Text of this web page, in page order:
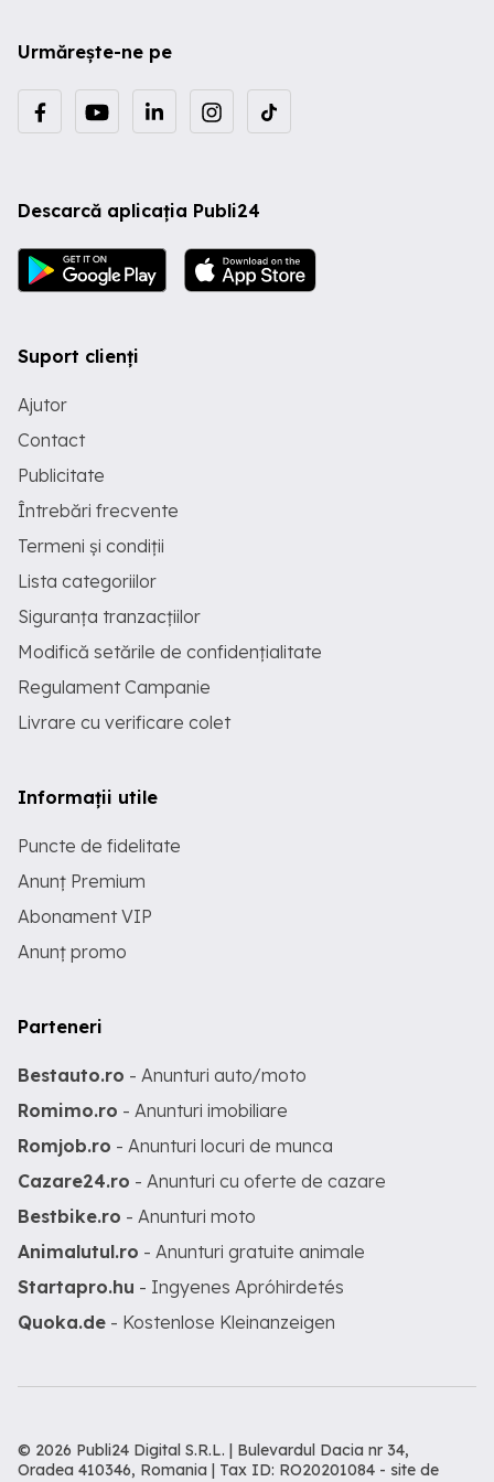
Urmărește-ne pe
Descarcă aplicația Publi24
Suport clienți
Ajutor
Contact
Publicitate
Întrebări frecvente
Termeni și condiții
Lista categoriilor
Siguranța tranzacțiilor
Modifică setările de confidențialitate
Regulament Campanie
Livrare cu verificare colet
Informații utile
Puncte de fidelitate
Anunț Premium
Abonament VIP
Anunț promo
Parteneri
Bestauto.ro - Anunturi auto/moto
Romimo.ro - Anunturi imobiliare
Romjob.ro - Anunturi locuri de munca
Cazare24.ro - Anunturi cu oferte de cazare
Bestbike.ro - Anunturi moto
Animalutul.ro - Anunturi gratuite animale
Startapro.hu - Ingyenes Apróhirdetés
Quoka.de - Kostenlose Kleinanzeigen
© 2026 Publi24 Digital S.R.L. | Bulevardul Dacia nr 34,
Oradea 410346, Romania | Tax ID: RO20201084 - site de